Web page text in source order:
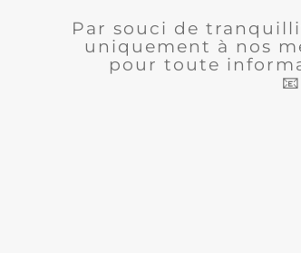
Par souci de
uniquement à nos
pour toute
📧